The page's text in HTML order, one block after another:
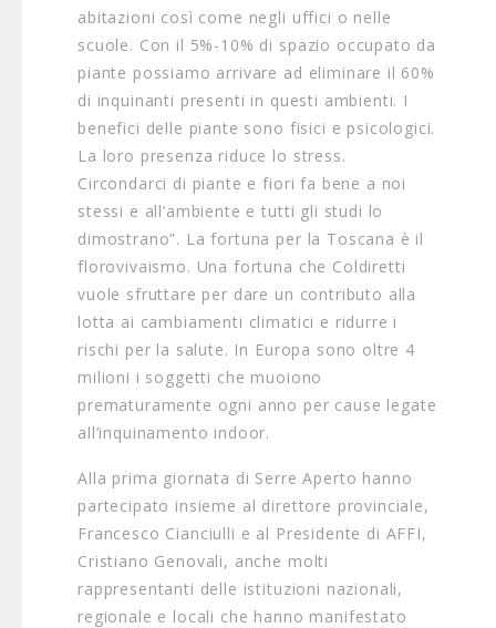
abitazioni così come negli uffici o nelle
scuole. Con il 5%-10% di spazio occupato da
piante possiamo arrivare ad eliminare il 60%
di inquinanti presenti in questi ambienti. I
benefici delle piante sono fisici e psicologici.
La loro presenza riduce lo stress.
Circondarci di piante e fiori fa bene a noi
stessi e all’ambiente e tutti gli studi lo
dimostrano”. La fortuna per la Toscana è il
florovivaismo. Una fortuna che Coldiretti
vuole sfruttare per dare un contributo alla
lotta ai cambiamenti climatici e ridurre i
rischi per la salute. In Europa sono oltre 4
milioni i soggetti che muoiono
prematuramente ogni anno per cause legate
all’inquinamento indoor.
Alla prima giornata di Serre Aperto hanno
partecipato insieme al direttore provinciale,
Francesco Cianciulli e al Presidente di AFFI,
Cristiano Genovali, anche molti
rappresentanti delle istituzioni nazionali,
regionale e locali che hanno manifestato